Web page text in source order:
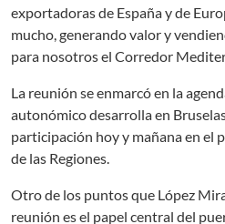
exportadoras de España y de
mucho, generando valor y
para nosotros el Corredor
La reunión se enmarcó en la
autonómico desarrolla en
participación hoy y mañana en el
de las Regiones.
Otro de los puntos que López
reunión es el papel central del